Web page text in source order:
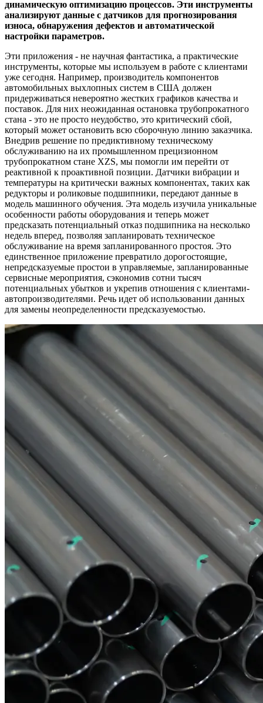
динамическую оптимизацию процессов. Эти инструменты
анализируют данные с датчиков для прогнозирования
износа, обнаружения дефектов и автоматической
настройки параметров.
Эти приложения - не научная фантастика, а практические
инструменты, которые мы используем в работе с клиентами
уже сегодня. Например, производитель компонентов
автомобильных выхлопных систем в США должен
придерживаться невероятно жестких графиков качества и
поставок. Для них неожиданная остановка трубопрокатного
стана - это не просто неудобство, это критический сбой,
который может остановить всю сборочную линию заказчика.
Внедрив решение по предиктивному техническому
обслуживанию на их промышленном прецизионном
трубопрокатном стане XZS, мы помогли им перейти от
реактивной к проактивной позиции. Датчики вибрации и
температуры на критически важных компонентах, таких как
редукторы и роликовые подшипники, передают данные в
модель машинного обучения. Эта модель изучила уникальные
особенности работы оборудования и теперь может
предсказать потенциальный отказ подшипника на несколько
недель вперед, позволяя запланировать техническое
обслуживание на время запланированного простоя. Это
единственное приложение превратило дорогостоящие,
непредсказуемые простои в управляемые, запланированные
сервисные мероприятия, сэкономив сотни тысяч
потенциальных убытков и укрепив отношения с клиентами-
автопроизводителями. Речь идет об использовании данных
для замены неопределенности предсказуемостью.